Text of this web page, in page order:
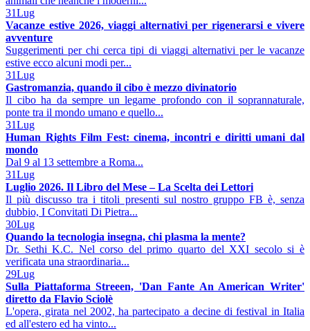
31Lug
Vacanze estive 2026, viaggi alternativi per rigenerarsi e vivere
avventure
Suggerimenti per chi cerca tipi di viaggi alternativi per le vacanze
estive ecco alcuni modi per...
31Lug
Gastromanzia, quando il cibo è mezzo divinatorio
Il cibo ha da sempre un legame profondo con il soprannaturale,
ponte tra il mondo umano e quello...
31Lug
Human Rights Film Fest: cinema, incontri e diritti umani dal
mondo
Dal 9 al 13 settembre a Roma...
31Lug
Luglio 2026. Il Libro del Mese – La Scelta dei Lettori
Il più discusso tra i titoli presenti sul nostro gruppo FB è, senza
dubbio, I Convitati Di Pietra...
30Lug
Quando la tecnologia insegna, chi plasma la mente?
Dr. Sethi K.C. Nel corso del primo quarto del XXI secolo si è
verificata una straordinaria...
29Lug
Sulla Piattaforma Streeen, 'Dan Fante An American Writer'
diretto da Flavio Sciolè
L'opera, girata nel 2002, ha partecipato a decine di festival in Italia
ed all'estero ed ha vinto...